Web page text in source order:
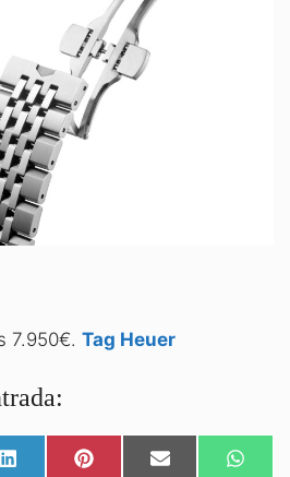
7.950€. Tag Heuer
COMPARTIRCOMPARTIRCOMPARTIR